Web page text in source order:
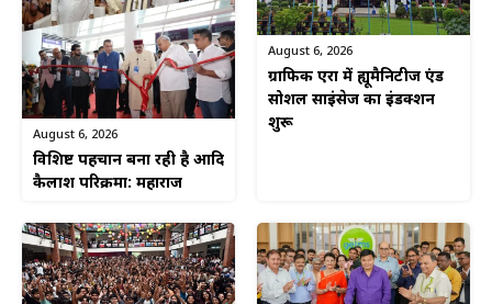
August 6, 2026
विशिष्ट पहचान बना रही है आदि
कैलाश परिक्रमा: महाराज
August 6, 2026
ग्राफिक एरा में ह्यूमैनिटीज एंड
सोशल साइंसेज का इंडक्शन
शुरू